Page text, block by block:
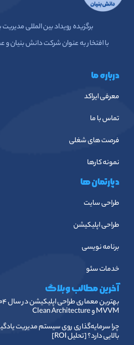
درباره ما
معرفی ایراکد
تماس با ما
فرصت های شغلی
نمونه کارها
دپارتمان ها
طراحی سایت
طراحی اپلیکیشن
برنامه نویسی
خدمات سئو
آخرین مطالب وبلاگ
MVVM و Clean Architecture
بالایی دارد؟ [تحلیل ROI]
برگزیده رویداد بین المللی مدیریت
با افتخار به عنوان شرکت دانش بنیان